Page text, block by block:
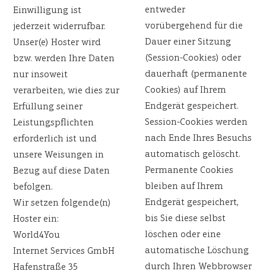
Einwilligung ist
jederzeit widerrufbar.
Unser(e) Hoster wird
bzw. werden Ihre Daten
nur insoweit
verarbeiten, wie dies zur
Erfüllung seiner
Leistungspflichten
erforderlich ist und
unsere Weisungen in
Bezug auf diese Daten
befolgen.
Wir setzen folgende(n)
Hoster ein:
World4You
Internet Services GmbH
Hafenstraße 35
entweder
vorübergehend für die
Dauer einer Sitzung
(Session-Cookies) oder
dauerhaft (permanente
Cookies) auf Ihrem
Endgerät gespeichert.
Session-Cookies werden
nach Ende Ihres Besuchs
automatisch gelöscht.
Permanente Cookies
bleiben auf Ihrem
Endgerät gespeichert,
bis Sie diese selbst
löschen oder eine
automatische Löschung
durch Ihren Webbrowser